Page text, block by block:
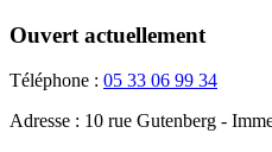
Ouvert actuellement
Téléphone : 05 33 06 99 34
Adresse : 10 rue Gutenberg -